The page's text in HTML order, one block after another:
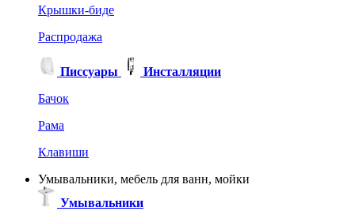
Крышки-биде
Распродажа
Писсуары
Инсталляции
Бачок
Рама
Клавиши
Умывальники, мебель для ванн, мойки
Умывальники